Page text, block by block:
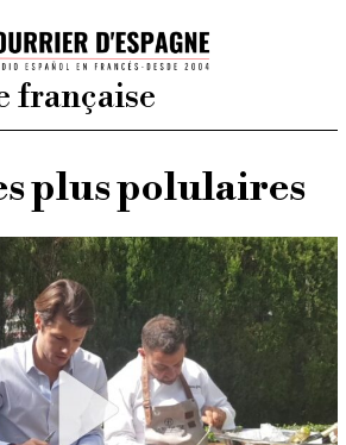
française
plus polulaires